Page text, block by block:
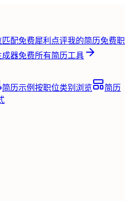
匹配免费犀利点评我的简历免费职
成器免费所有简历工具
简历示例按职位类别浏览
简历